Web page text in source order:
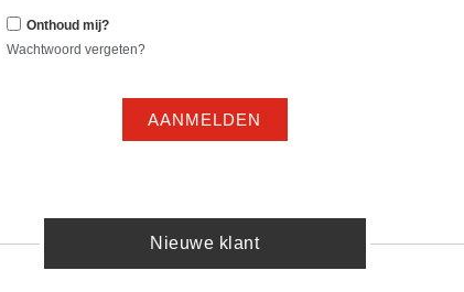
Onthoud mij?
Wachtwoord vergeten?
AANMELDEN
Nieuwe klant